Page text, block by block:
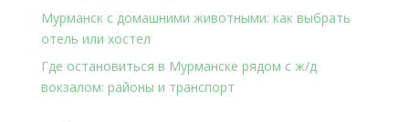
Мурманск с домашними животными: как выбрать
отель или хостел
Где остановиться в Мурманске рядом с ж/д
вокзалом: районы и транспорт